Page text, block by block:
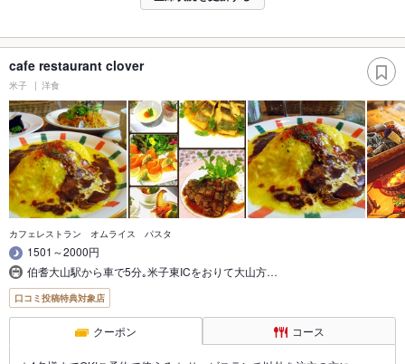
cafe restaurant clover
米子 洋食
カフェレストラン オムライス パスタ
1501～2000円
伯耆大山駅から車で5分｡米子東ICをおりて大山方…
口コミ投稿特典対象店
クーポン コース